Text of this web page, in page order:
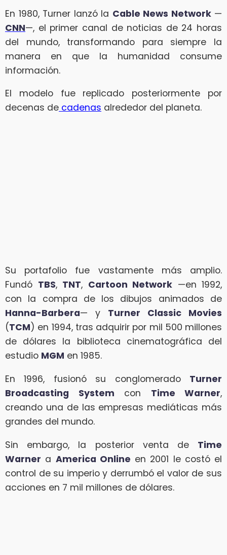
En 1980, Turner lanzó la Cable News Network—
CNN—, el primer canal de noticias de 24 horas
del mundo, transformando para siempre la
manera en que la humanidad consume
información.
El modelo fue replicado posteriormente por
decenas de cadenas alrededor del planeta.
Su portafolio fue vastamente más amplio.
Fundó TBS, TNT, Cartoon Network —en 1992,
con la compra de los dibujos animados de
Hanna-Barbera— y Turner Classic Movies
(TCM) en 1994, tras adquirir por mil 500 millones
de dólares la biblioteca cinematográfica del
estudio MGM en 1985.
En 1996, fusionó su conglomerado Turner
Broadcasting System con Time Warner,
creando una de las empresas mediáticas más
grandes del mundo.
Sin embargo, la posterior venta de Time
Warner a America Online en 2001 le costó el
control de su imperio y derrumbó el valor de sus
acciones en 7 mil millones de dólares.